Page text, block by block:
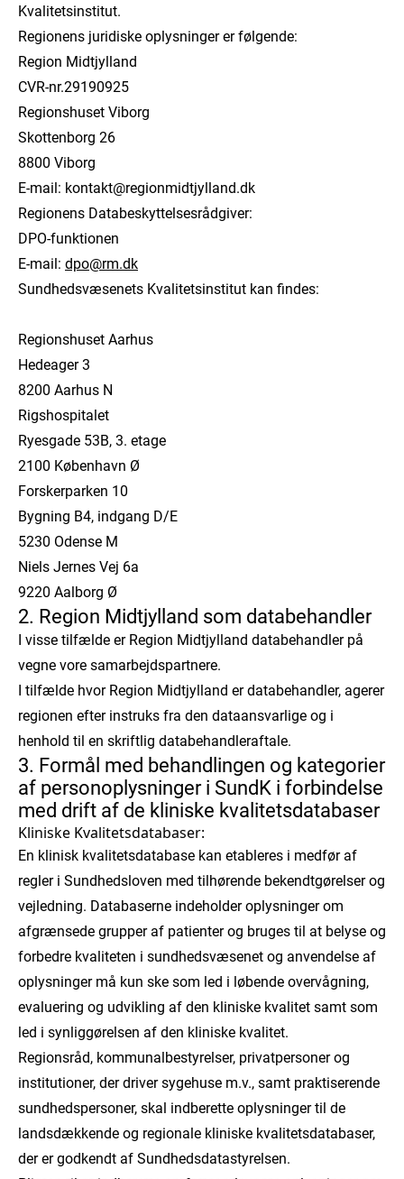
Kvalitetsinstitut.
Regionens juridiske oplysninger er følgende:
Region Midtjylland
CVR-nr.29190925
Regionshuset Viborg
Skottenborg 26
8800 Viborg
E-mail: kontakt@regionmidtjylland.dk
Regionens Databeskyttelsesrådgiver:
DPO-funktionen
E-mail: dpo@rm.dk
Sundhedsvæsenets Kvalitetsinstitut kan findes:
Regionshuset Aarhus
Hedeager 3
8200 Aarhus N
Rigshospitalet
Ryesgade 53B, 3. etage
2100 København Ø
Forskerparken 10
Bygning B4, indgang D/E
5230 Odense M
Niels Jernes Vej 6a
9220 Aalborg Ø
2. Region Midtjylland som databehandler
I visse tilfælde er Region Midtjylland databehandler på
vegne vore samarbejdspartnere.
I tilfælde hvor Region Midtjylland er databehandler, agerer
regionen efter instruks fra den dataansvarlige og i
henhold til en skriftlig databehandleraftale.
3. Formål med behandlingen og kategorier
af personoplysninger i SundK i forbindelse
med drift af de kliniske kvalitetsdatabaser
Kliniske Kvalitetsdatabaser:
En klinisk kvalitetsdatabase kan etableres i medfør af
regler i Sundhedsloven med tilhørende bekendtgørelser og
vejledning. Databaserne indeholder oplysninger om
afgrænsede grupper af patienter og bruges til at belyse og
forbedre kvaliteten i sundhedsvæsenet og anvendelse af
oplysninger må kun ske som led i løbende overvågning,
evaluering og udvikling af den kliniske kvalitet samt som
led i synliggørelsen af den kliniske kvalitet.
Regionsråd, kommunalbestyrelser, privatpersoner og
institutioner, der driver sygehuse m.v., samt praktiserende
sundhedspersoner, skal indberette oplysninger til de
landsdækkende og regionale kliniske kvalitetsdatabaser,
der er godkendt af Sundhedsdatastyrelsen.